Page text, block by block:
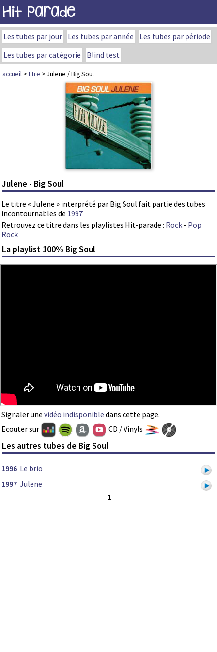
Hit Parade
Les tubes par jour Les tubes par année
Les tubes par période
Les tubes par catégorie
Blind test
accueil >titre > Julene / Big Soul
Julene - Big Soul
Le titre « Julene » interprété par Big Soul fait partie des tubes
incontournables de 1997
Retrouvez ce titre dans les playlistes Hit-parade : Rock - Pop
Rock
La playlist 100% Big Soul
Signaler une vidéo indisponible dans cette page.
Ecouter sur
CD / Vinyls
Les autres tubes de Big Soul
1996 Le brio
1997 Julene
1